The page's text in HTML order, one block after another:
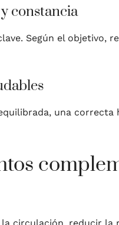
constancia
Según el objetivo,
una